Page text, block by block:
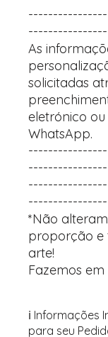
As
solicitadas
eletrónico
WhatsApp.
*Não
proporção e
arte!
Fazemos
ℹ️ Informações
para seu